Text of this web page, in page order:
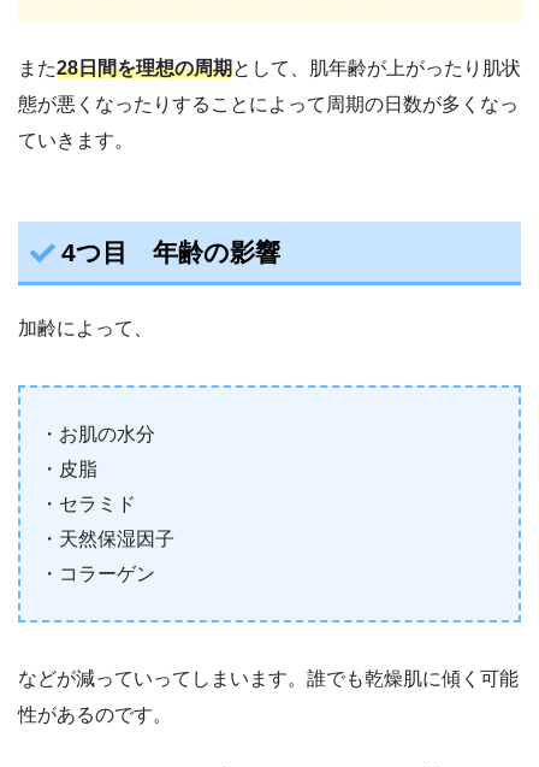
また28日間を理想の周期として、肌年齢が上がったり肌状
態が悪くなったりすることによって周期の日数が多くなっ
ていきます。
4つ目 年齢の影響
加齢によって、
・お肌の水分
・皮脂
・セラミド
・天然保湿因子
・コラーゲン
などが減っていってしまいます。誰でも乾燥肌に傾く可能
性があるのです。